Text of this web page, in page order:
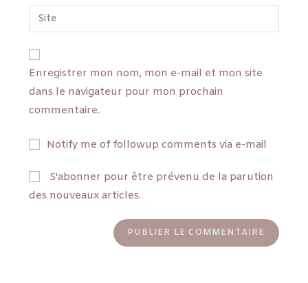
Enregistrer mon nom, mon e-mail et mon site
dans le navigateur pour mon prochain
commentaire.
Notify me of followup comments via e-mail
S'abonner pour être prévenu de la parution
des nouveaux articles.